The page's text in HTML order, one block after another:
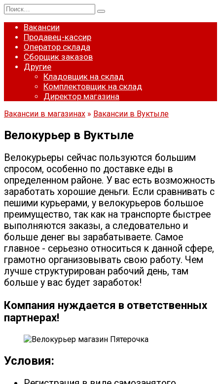
Перейти
к
содержанию
Search
for:
Вакансии
Продавец-кассир
Оператор склада
Сборщик заказов
Другие
Кладовщик на склад
Комплектовщик на склад
Директор магазина
Вакансии в магазинах » Вакансии в Вуктыле
Велокурьер в Вуктыле
Велокурьеры сейчас пользуются большим
спросом, особенно по доставке еды в
определенном районе. У вас есть возможность
заработать хорошие деньги. Если сравнивать с
пешими курьерами, у велокурьеров большое
преимущество, так как на транспорте быстрее
выполняются заказы, а следовательно и
больше денег вы зарабатываете. Самое
главное - серьезно относиться к данной сфере,
грамотно организовывать свою работу. Чем
лучше структурирован рабочий день, там
больше у вас будет заработок!
Компания нуждается в ответственных
партнерах!
Условия: